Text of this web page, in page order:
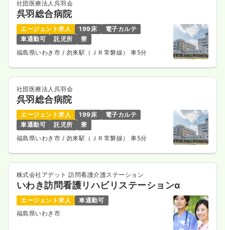
社団医療法人呉羽会
呉羽総合病院
エージェント求人 199床
電子カルテ
車通勤可
託児所
寮
福島県いわき市 / 勿来駅（ＪＲ常磐線） 車5分
社団医療法人呉羽会
呉羽総合病院
エージェント求人 199床
電子カルテ
車通勤可
託児所
寮
福島県いわき市 / 勿来駅（ＪＲ常磐線） 車5分
株式会社アデット 訪問看護介護ステーション
いわき訪問看護リハビリステーションα
エージェント求人
車通勤可
福島県いわき市